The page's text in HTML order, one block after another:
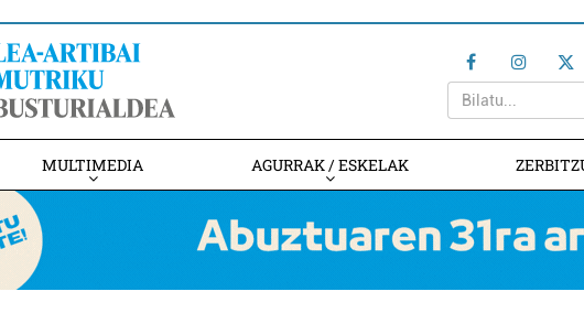
MULTIMEDIA AGURRAK / ESKELAK